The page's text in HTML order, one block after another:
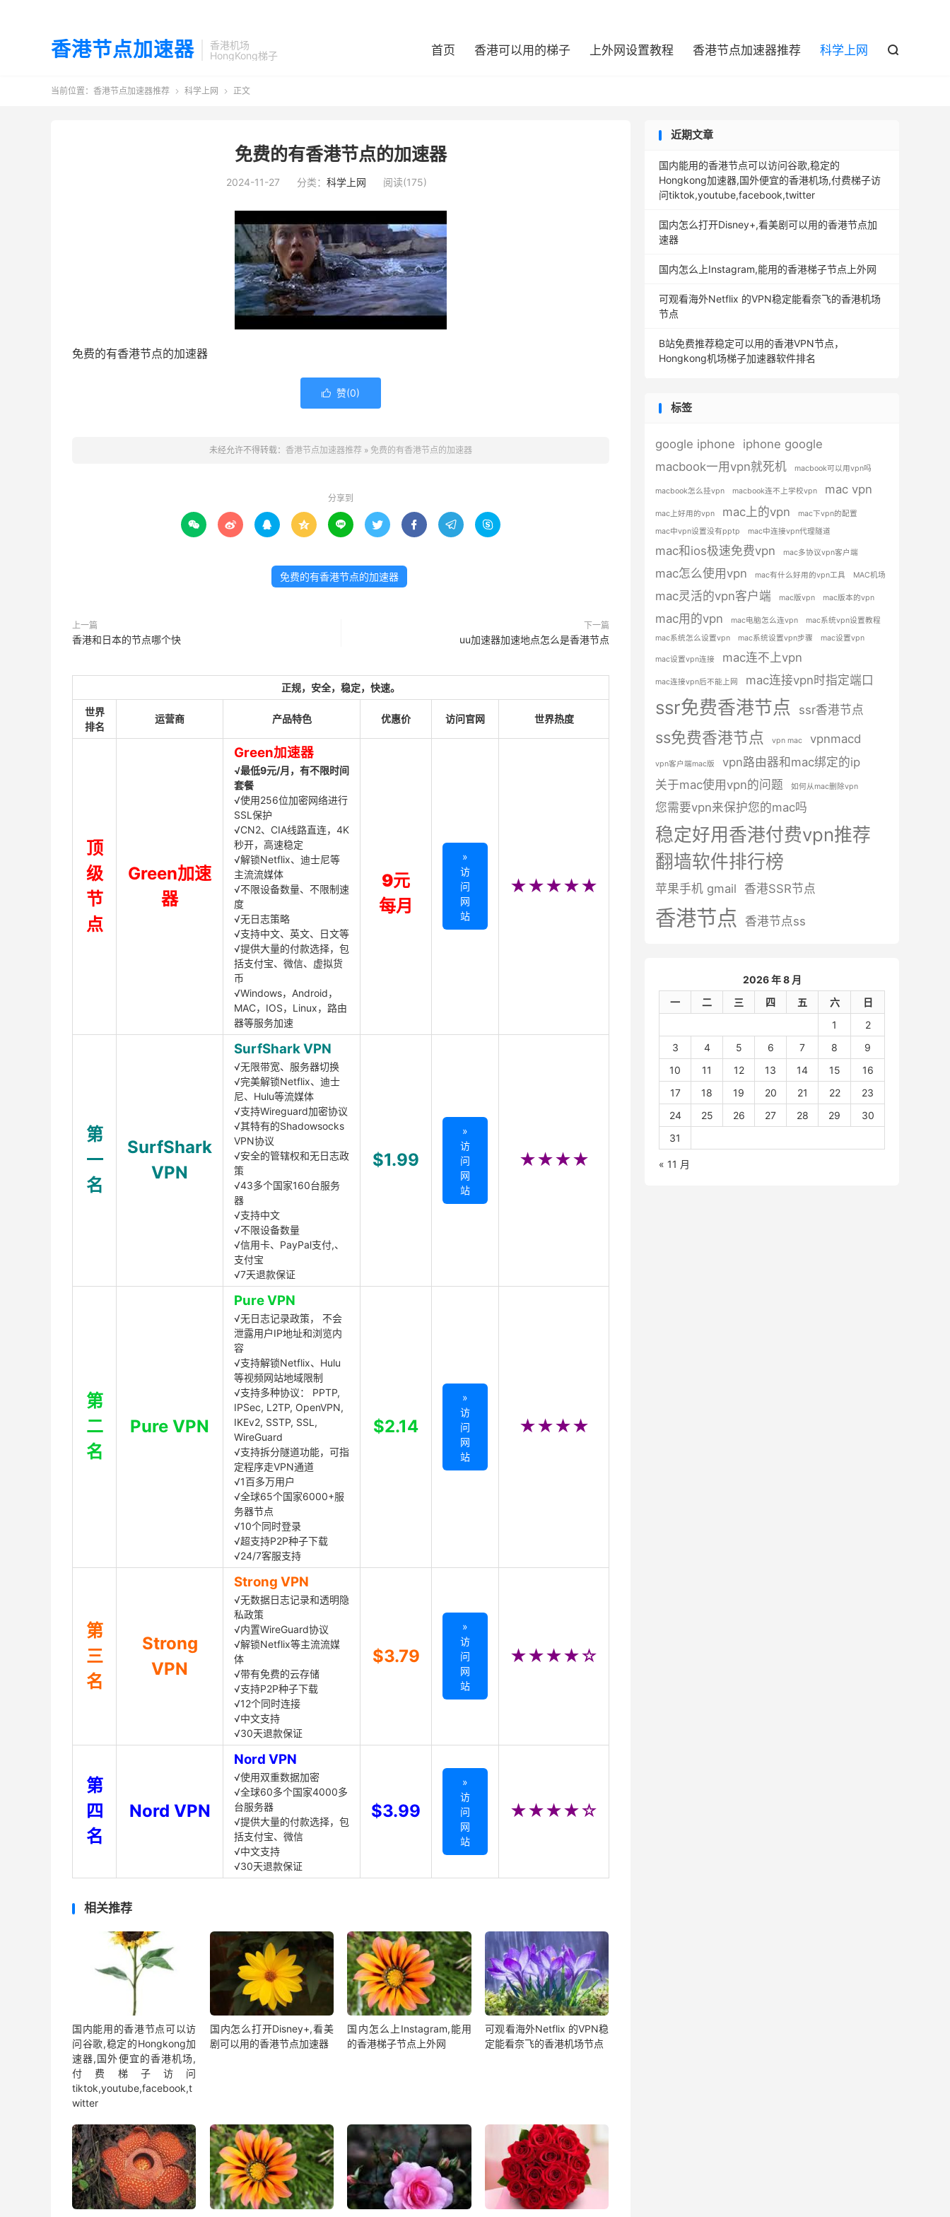
香港节点加速器
香港机场
HongKong梯子
首页 香港可以用的梯子 上外网设置教程 香港节点加速器推荐 科学上网 
当前位置： 香港节点加速器推荐  科学上网  正文
免费的有香港节点的加速器
2024-11-27 分类： 科学上网 阅读(175)
免费的有香港节点的加速器
 赞(0)
未经允许不得转载： 香港节点加速器推荐 » 免费的有香港节点的加速器
分享到
        
免费的有香港节点的加速器
上一篇
香港和日本的节点哪个快
下一篇
uu加速器加速地点怎么是香港节点
正规，安全，稳定，快速。
世界
排名
运营商 产品特色 优惠价 访问官网 世界热度
顶
级
节
点
Green加速
器
Green加速器
√最低9元/月，有不限时间
套餐
√使用256位加密网络进行
SSL保护
√CN2、CIA线路直连，4K
秒开，高速稳定
√解锁Netflix、迪士尼等
主流流媒体
√不限设备数量、不限制速
度
√无日志策略
√支持中文、英文、日文等
√提供大量的付款选择，包
括支付宝、微信、虚拟货
币
√Windows，Android，
MAC，IOS，Linux，路由
器等服务加速
9元
每月
»
访
问
网
站
★★★★★
第
一
名
SurfShark
VPN
SurfShark VPN
√无限带宽、服务器切换
√完美解锁Netflix、迪士
尼、Hulu等流媒体
√支持Wireguard加密协议
√其特有的Shadowsocks
VPN协议
√安全的管辖权和无日志政
策
√43多个国家160台服务
器
√支持中文
√不限设备数量
√信用卡、PayPal支付,、
支付宝
√7天退款保证
$1.99
»
访
问
网
站
★★★★
第
二
名
Pure VPN
Pure VPN
√无日志记录政策， 不会
泄露用户IP地址和浏览内
容
√支持解锁Netflix、Hulu
等视频网站地域限制
√支持多种协议： PPTP,
IPSec, L2TP, OpenVPN,
IKEv2, SSTP, SSL,
WireGuard
√支持拆分隧道功能，可指
定程序走VPN通道
√1百多万用户
√全球65个国家6000+服
务器节点
√10个同时登录
√超支持P2P种子下载
√24/7客服支持
$2.14
»
访
问
网
站
★★★★
第
三
名
Strong
VPN
Strong VPN
√无数据日志记录和透明隐
私政策
√内置WireGuard协议
√解锁Netflix等主流流媒
体
√带有免费的云存储
√支持P2P种子下载
√12个同时连接
√中文支持
√30天退款保证
$3.79
»
访
问
网
站
★★★★☆
第
四
名
Nord VPN
Nord VPN
√使用双重数据加密
√全球60多个国家4000多
台服务器
√提供大量的付款选择，包
括支付宝、微信
√中文支持
√30天退款保证
$3.99
»
访
问
网
站
★★★★☆
相关推荐
国内能用的香港节点可以访
问谷歌,稳定的Hongkong加
速器,国外便宜的香港机场,
付费梯子访问
tiktok,youtube,facebook,t
witter
国内怎么打开Disney+,看美
剧可以用的香港节点加速器
国内怎么上Instagram,能用
的香港梯子节点上外网
可观看海外Netflix 的VPN稳
定能看奈飞的香港机场节点
近期文章
国内能用的香港节点可以访问谷歌,稳定的
Hongkong加速器,国外便宜的香港机场,付费梯子访
问tiktok,youtube,facebook,twitter
国内怎么打开Disney+,看美剧可以用的香港节点加
速器
国内怎么上Instagram,能用的香港梯子节点上外网
可观看海外Netflix 的VPN稳定能看奈飞的香港机场
节点
B站免费推荐稳定可以用的香港VPN节点，
Hongkong机场梯子加速器软件排名
标签
google iphone
iphone google
macbook一用vpn就死机
macbook可以用vpn吗
macbook怎么挂vpn macbook连不上学校vpn mac vpn
mac上好用的vpn mac上的vpn
mac下vpn的配置
mac中vpn设置没有pptp
mac中连接vpn代理隧道
mac和ios极速免费vpn mac多协议vpn客户端
mac怎么使用vpn mac有什么好用的vpn工具 MAC机场
mac灵活的vpn客户端 mac版vpn mac版本的vpn
mac用的vpn mac电脑怎么连vpn
mac系统vpn设置教程
mac系统怎么设置vpn
mac系统设置vpn步骤 mac设置vpn
mac设置vpn连接 mac连不上vpn
mac连接vpn后不能上网 mac连接vpn时指定端口
ssr免费香港节点 ssr香港节点
ss免费香港节点 vpn mac vpnmacd
vpn客户端mac版
vpn路由器和mac绑定的ip
关于mac使用vpn的问题
如何从mac删除vpn
您需要vpn来保护您的mac吗
稳定好用香港付费vpn推荐
翻墙软件排行榜
苹果手机 gmail 香港SSR节点
香港节点 香港节点ss
2026 年 8 月
一
二 三 四 五 六
日
1
2
3
4 5 6 7 8
9
10
11 12 13 14 15
16
17
18 19 20 21 22
23
24
25 26 27 28 29
30
31
« 11 月